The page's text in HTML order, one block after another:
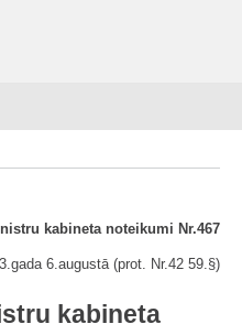
kabineta noteikumi Nr.467
6.augustā (prot. Nr.42 59.§)
kabineta